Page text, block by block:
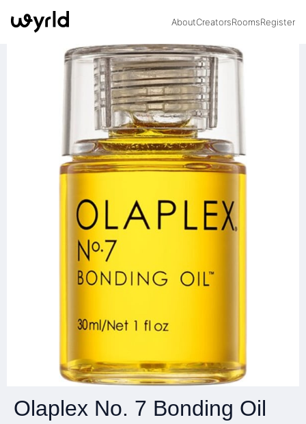
AboutCreatorsRoomsRegister
Olaplex No. 7 Bonding Oil